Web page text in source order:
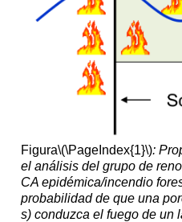
Figura\(\PageIndex{1}\):
el análisis del grupo de
CA epidémica/incendio
probabilidad de que una
s) conduzca el fuego de un